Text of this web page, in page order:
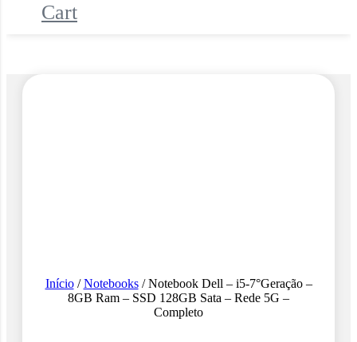
Cart
Início/Notebooks/ Notebook Dell – i5-7°Geração –
8GB Ram – SSD 128GB Sata – Rede 5G –
Completo